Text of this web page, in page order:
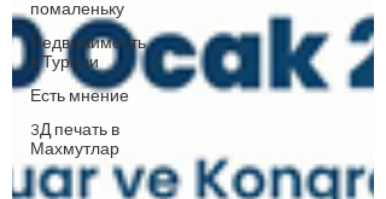
помаленьку
Недвижимость
в Турции
Есть мнение
3Д печать в
Махмутлар